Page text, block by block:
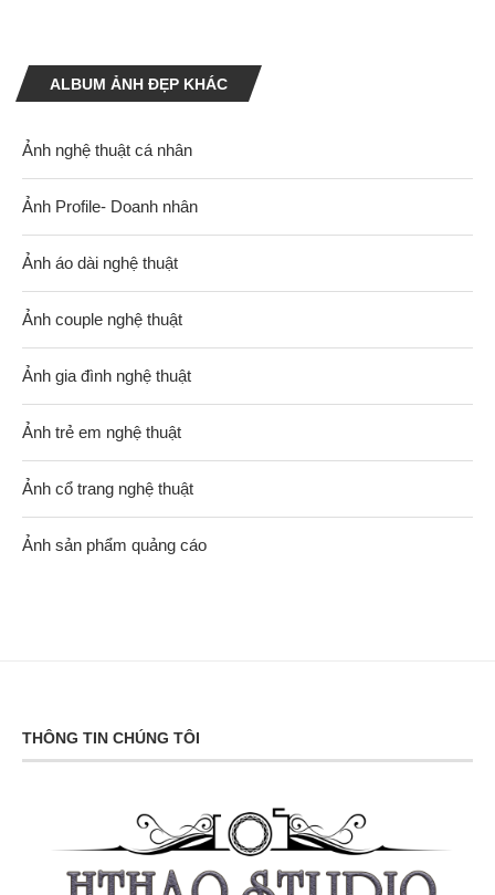
ALBUM ẢNH ĐẸP KHÁC
Ảnh nghệ thuật cá nhân
Ảnh Profile- Doanh nhân
Ảnh áo dài nghệ thuật
Ảnh couple nghệ thuật
Ảnh gia đình nghệ thuật
Ảnh trẻ em nghệ thuật
Ảnh cổ trang nghệ thuật
Ảnh sản phẩm quảng cáo
THÔNG TIN CHÚNG TÔI